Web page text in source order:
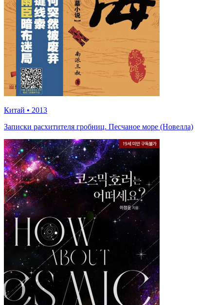
Китай • 2013
Записки расхитителя гробниц. Песчаное море (Новелла)